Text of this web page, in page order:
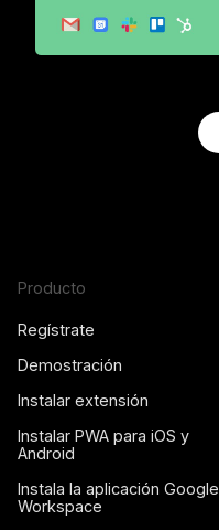
Producto
Regístrate
Demostración
Instalar extensión
Instalar PWA para iOS y
Android
Instala la aplicación Google
Workspace